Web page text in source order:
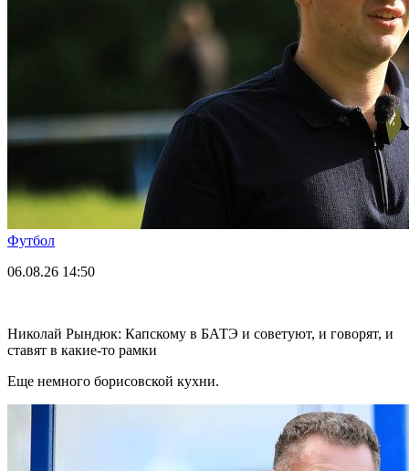
Футбол
06.08.26 14:50
Николай Рындюк: Капскому в БАТЭ и советуют, и говорят, и
ставят в какие-то рамки
Еще немного борисовской кухни.